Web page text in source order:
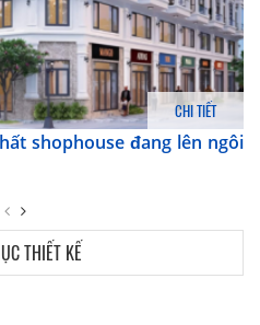
CHI TIẾT
shophouse đang lên ngôi
THIẾT KẾ